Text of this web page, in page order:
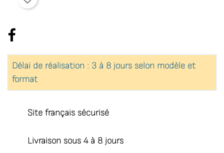
Délai de réalisation : 3 à 8 jours selon modèle et
format
Site français sécurisé
Livraison sous 4 à 8 jours